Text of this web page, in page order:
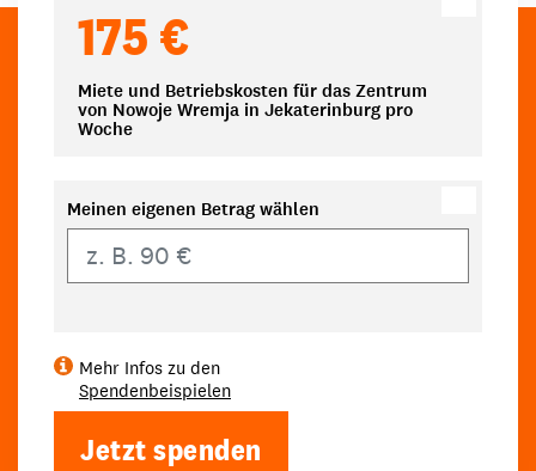
175 €
Miete und Betriebskosten für das Zentrum
von Nowoje Wremja in Jekaterinburg pro
Woche
Meinen eigenen Betrag wählen
Mehr Infos zu den
Spendenbeispielen
Jetzt spenden